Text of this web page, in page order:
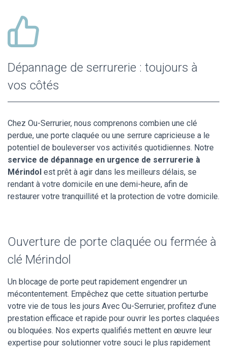
Dépannage de serrurerie : toujours à
vos côtés
Chez Ou-Serrurier, nous comprenons combien une clé
perdue, une porte claquée ou une serrure capricieuse a le
potentiel de bouleverser vos activités quotidiennes. Notre
service de dépannage en urgence de serrurerie à
Mérindol est prêt à agir dans les meilleurs délais, se
rendant à votre domicile en une demi-heure, afin de
restaurer votre tranquillité et la protection de votre domicile.
Ouverture de porte claquée ou fermée à
clé Mérindol
Un blocage de porte peut rapidement engendrer un
mécontentement. Empêchez que cette situation perturbe
votre vie de tous les jours Avec Ou-Serrurier, profitez d’une
prestation efficace et rapide pour ouvrir les portes claquées
ou bloquées. Nos experts qualifiés mettent en œuvre leur
expertise pour solutionner votre souci le plus rapidement